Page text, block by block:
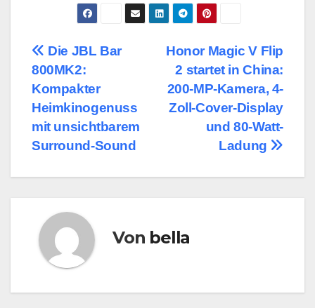
Beitragsnavigation
Honor Magic V Flip
2 startet in China:
200-MP-Kamera, 4-
Zoll-Cover-Display
und 80-Watt-
Ladung
Die JBL Bar
800MK2:
Kompakter
Heimkinogenuss
mit unsichtbarem
Surround-Sound
Von bella